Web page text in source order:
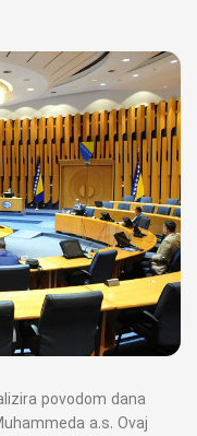
povodom dana
a.s. Ovaj